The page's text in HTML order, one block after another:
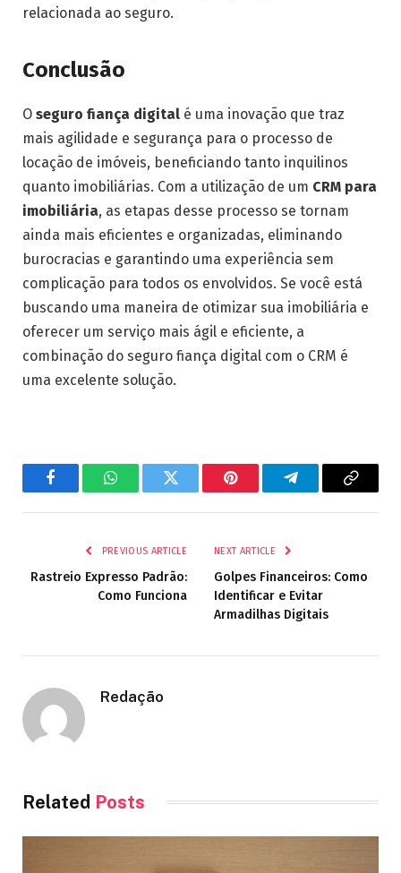
relacionada ao seguro.
Conclusão
O seguro fiança digital é uma inovação que traz
mais agilidade e segurança para o processo de
locação de imóveis, beneficiando tanto inquilinos
quanto imobiliárias. Com a utilização de um CRM para
imobiliária, as etapas desse processo se tornam
ainda mais eficientes e organizadas, eliminando
burocracias e garantindo uma experiência sem
complicação para todos os envolvidos. Se você está
buscando uma maneira de otimizar sua imobiliária e
oferecer um serviço mais ágil e eficiente, a
combinação do seguro fiança digital com o CRM é
uma excelente solução.
FacebookWhatsAppTwitter Pinterest TelegramCopy
PREVIOUS ARTICLE
Rastreio Expresso Padrão:
Como Funciona
NEXT ARTICLE
Golpes Financeiros: Como
Identificar e Evitar
Armadilhas Digitais
Redação
Related Posts